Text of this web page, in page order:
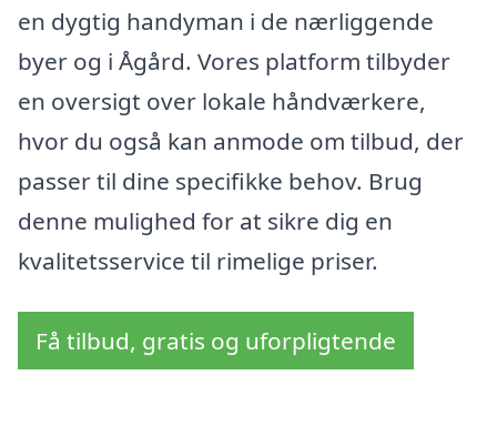
en dygtig handyman i de nærliggende
byer og i Ågård. Vores platform tilbyder
en oversigt over lokale håndværkere,
hvor du også kan anmode om tilbud, der
passer til dine specifikke behov. Brug
denne mulighed for at sikre dig en
kvalitetsservice til rimelige priser.
Få tilbud, gratis og uforpligtende